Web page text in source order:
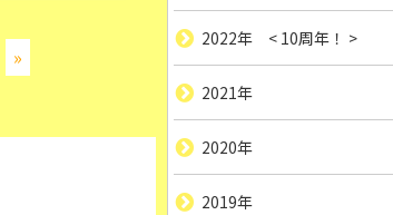
»
2022年 < 10周年！ >
2021年
2020年
2019年